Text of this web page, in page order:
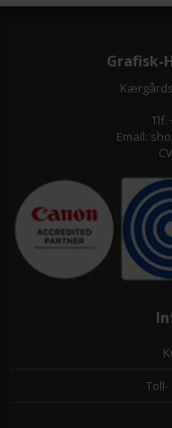
Grafisk-
Tlf.
Email: